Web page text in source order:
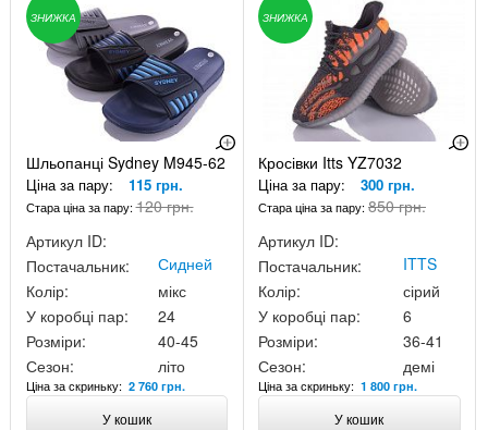
ЗНИЖКА
Шльопанці Sydney M945-62
Ціна за пару: 115 грн.
Стара ціна за пару:120 грн.
Артикул ID:
Постачальник:
Сидней
Колір:
мікс
У коробці пар:
24
Розміри:
40-45
Сезон:
літо
Ціна за скриньку: 2 760 грн.
У кошик
ЗНИЖКА
Кросівки Itts YZ7032
Ціна за пару: 300 грн.
Стара ціна за пару:850 грн.
Артикул ID:
Постачальник:
ITTS
Колір:
сірий
У коробці пар:
6
Розміри:
36-41
Сезон:
демі
Ціна за скриньку:1 800 грн.
У кошик